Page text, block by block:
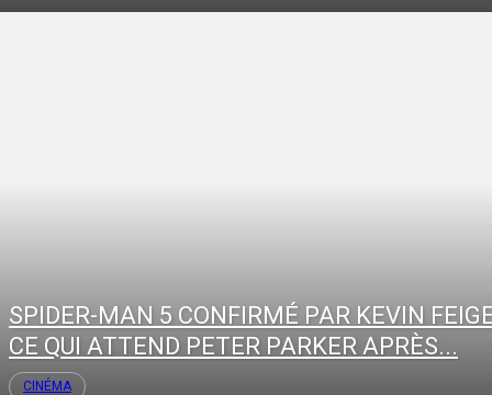
SPIDER-MAN 5 CONFIRMÉ PAR KEVIN
CE QUI ATTEND PETER PARKER APRÈS...
CINÉMA